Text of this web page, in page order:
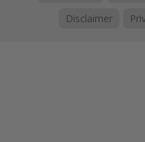
Disclaimer